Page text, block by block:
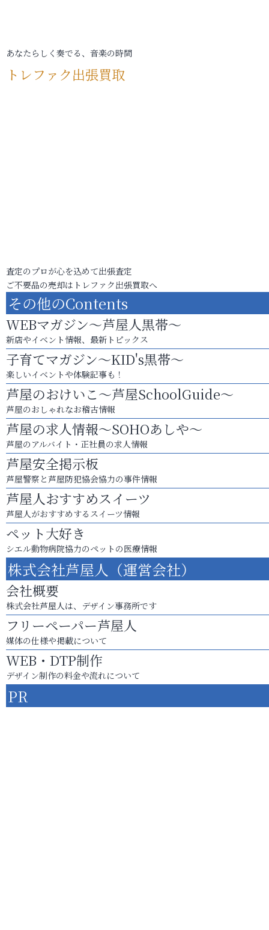
あなたらしく奏でる、音楽の時間
トレファク出張買取
査定のプロが心を込めて出張査定
ご不要品の売却はトレファク出張買取へ
その他のContents
WEBマガジン～芦屋人黒帯～
新店やイベント情報、最新トピックス
子育てマガジン～KID's黒帯～
楽しいイベントや体験記事も！
芦屋のおけいこ～芦屋SchoolGuide～
芦屋のおしゃれなお稽古情報
芦屋の求人情報～SOHOあしや～
芦屋のアルバイト・正社員の求人情報
芦屋安全掲示板
芦屋警察と芦屋防犯協会協力の事件情報
芦屋人おすすめスイーツ
芦屋人がおすすめするスイーツ情報
ペット大好き
シエル動物病院協力のペットの医療情報
株式会社芦屋人（運営会社）
会社概要
株式会社芦屋人は、デザイン事務所です
フリーペーパー芦屋人
媒体の仕様や掲載について
WEB・DTP制作
デザイン制作の料金や流れについて
PR